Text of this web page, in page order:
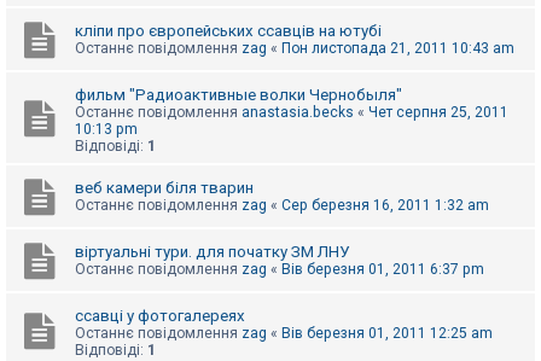
н
т
и
ш
к
кліпи про європейських ссавців на ютубі
Останнє повідомлення zag « Пон листопада 21, 2011 10:43 am
фильм "Радиоактивные волки Чернобыля"
Останнє повідомлення anastasia.becks « Чет серпня 25, 2011
10:13 pm
Відповіді: 1
веб камери біля тварин
Останнє повідомлення zag « Сер березня 16, 2011 1:32 am
віртуальні тури. для початку ЗМ ЛНУ
Останнє повідомлення zag « Вів березня 01, 2011 6:37 pm
ссавці у фотогалереях
Останнє повідомлення zag « Вів березня 01, 2011 12:25 am
Відповіді: 1